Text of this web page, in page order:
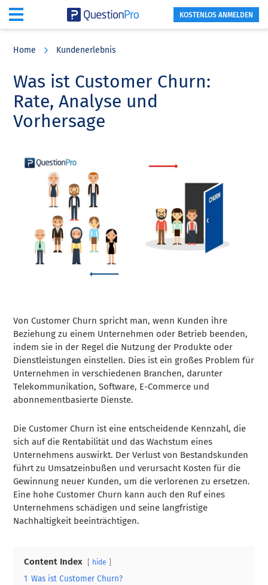
content
sidebar
KOSTENLOS ANMELDEN
Home Kundenerlebnis
Was ist Customer Churn:
Rate, Analyse und
Vorhersage
Von Customer Churn spricht man, wenn Kunden ihre
Beziehung zu einem Unternehmen oder Betrieb beenden,
indem sie in der Regel die Nutzung der Produkte oder
Dienstleistungen einstellen. Dies ist ein großes Problem für
Unternehmen in verschiedenen Branchen, darunter
Telekommunikation, Software, E-Commerce und
abonnementbasierte Dienste.
Die Customer Churn ist eine entscheidende Kennzahl, die
sich auf die Rentabilität und das Wachstum eines
Unternehmens auswirkt. Der Verlust von Bestandskunden
führt zu Umsatzeinbußen und verursacht Kosten für die
Gewinnung neuer Kunden, um die verlorenen zu ersetzen.
Eine hohe Customer Churn kann auch den Ruf eines
Unternehmens schädigen und seine langfristige
Nachhaltigkeit beeinträchtigen.
Content Index hide
1 Was ist Customer Churn?